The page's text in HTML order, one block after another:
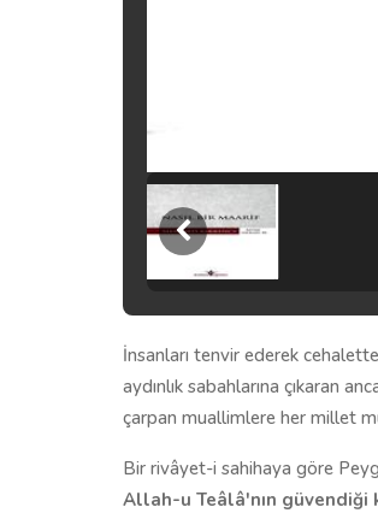
İnsanları tenvir ederek
aydınlık sabahlarına çıkaran
çarpan muallimlere her millet
Bir rivâyet-i sahihaya göre
Allah-u Teâlâ'nın güvendiği